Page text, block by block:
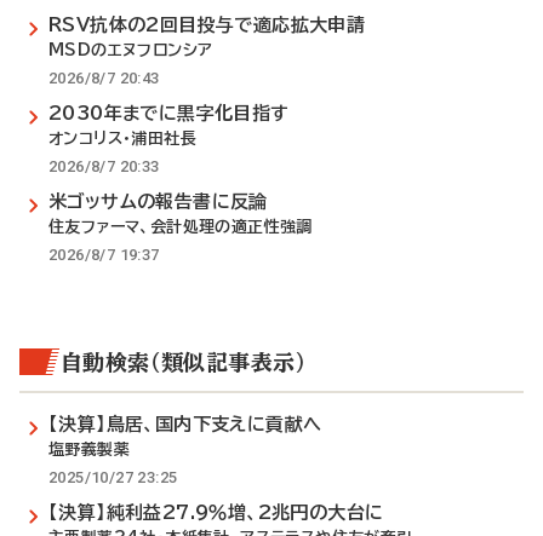
RSV抗体の2回目投与で適応拡大申請
MSDのエヌフロンシア
2026/8/7 20:43
2030年までに黒字化目指す
オンコリス・浦田社長
2026/8/7 20:33
米ゴッサムの報告書に反論
住友ファーマ、会計処理の適正性強調
2026/8/7 19:37
自動検索（類似記事表示）
【決算】鳥居、国内下支えに貢献へ
塩野義製薬
2025/10/27 23:25
【決算】純利益27.9％増、2兆円の大台に